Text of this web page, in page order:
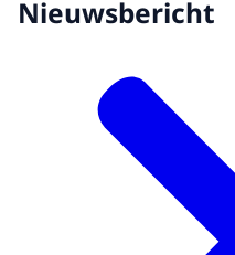
Nieuwsbericht